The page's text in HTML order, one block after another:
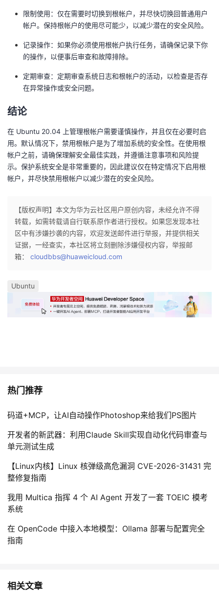
限制使用：仅在需要时切换到根帐户，并尽快切换回普通用户
帐户。保持根帐户的使用尽可能少，以减少潜在的安全风险。
记录操作：如果你必须使用根帐户执行任务，请确保记录下你
的操作，以便事后审查和故障排除。
定期审查：定期审查系统日志和根帐户的活动，以检查是否存
在异常操作或安全问题。
结论
在 Ubuntu 20.04 上管理根帐户需要谨慎操作，并且仅在必要时启
用。默认情况下，禁用根帐户是为了增加系统的安全性。在使用根
帐户之前，请确保理解安全最佳实践，并遵循注意事项和风险提
示。保护系统安全是非常重要的，因此建议仅在特定情况下启用根
帐户，并尽快禁用根帐户以减少潜在的安全风险。
【版权声明】本文为华为云社区用户原创内容，未经允许不得
转载，如需转载请自行联系原作者进行授权。如果您发现本社
区中有涉嫌抄袭的内容，欢迎发送邮件进行举报，并提供相关
证据，一经查实，本社区将立刻删除涉嫌侵权内容，举报邮
箱： cloudbbs@huaweicloud.com
Ubuntu
热门推荐
码道+MCP，让AI自动操作Photoshop来给我们PS图片
开发者的新武器：利用Claude Skill实现自动化代码审查与
单元测试生成
【Linux内核】Linux 核弹级高危漏洞 CVE-2026-31431 完
整修复指南
我用 Multica 指挥 4 个 AI Agent 开发了一套 TOEIC 模考
系统
在 OpenCode 中接入本地模型：Ollama 部署与配置完全
指南
相关文章